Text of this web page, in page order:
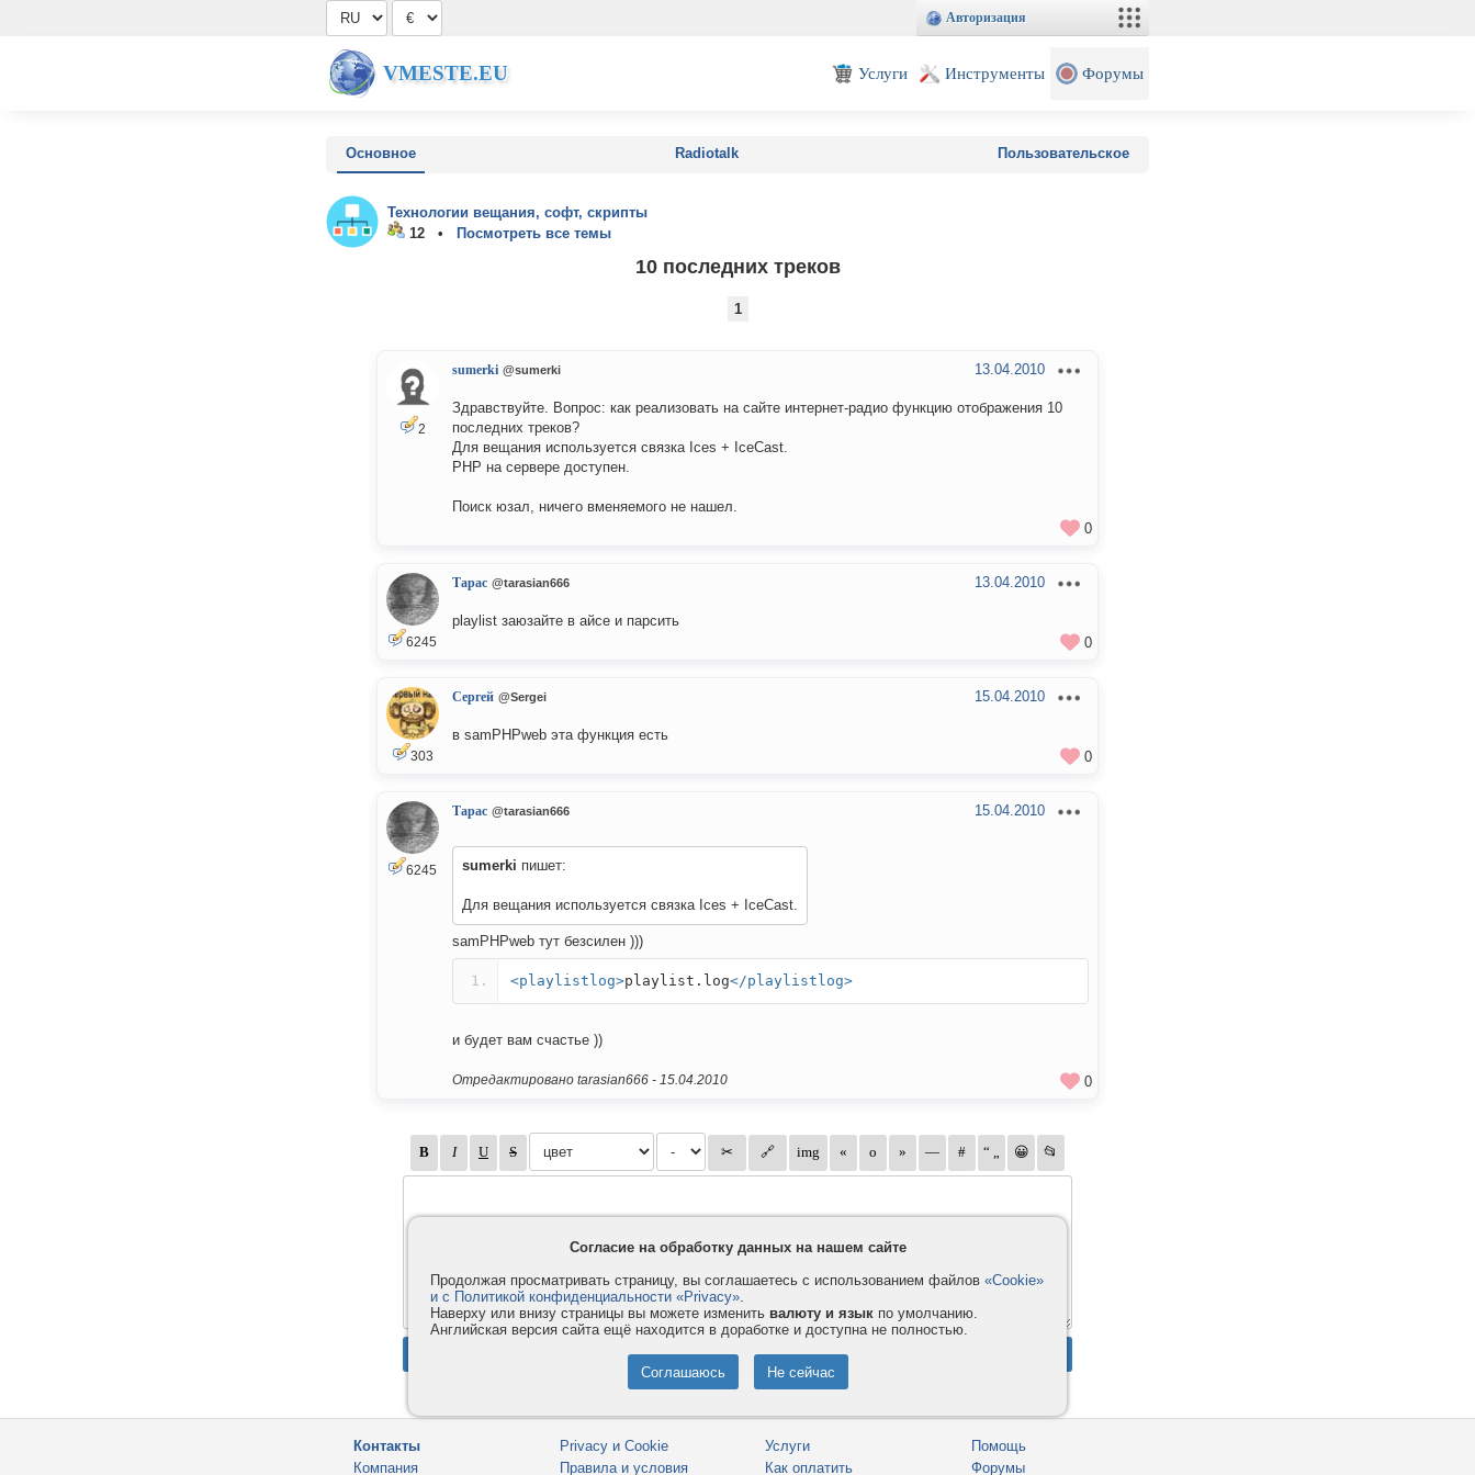
Авторизация
VMESTE.EU Услуги Инструменты Форумы
Основное Radiotalk Пользовательское
Технологии вещания, софт, скрипты
12 •
Посмотреть все темы
10 последних треков
1
2
sumerki @sumerki 13.04.2010
Здравствуйте. Вопрос: как реализовать на сайте интернет-радио функцию отображения 10
последних треков?
Для вещания используется связка Ices + IceCast.
PHP на сервере доступен.
Поиск юзал, ничего вменяемого не нашел.
0
6245
Тарас @tarasian666 13.04.2010
playlist заюзайте в айсе и парсить
0
303
Сергей @Sergei 15.04.2010
в samPHPweb эта функция есть
0
6245
Тарас @tarasian666 15.04.2010
sumerki пишет:
Для вещания используется связка Ices + IceCast.
samPHPweb тут безсилен )))
<playlistlog>playlist.log</playlistlog>
и будет вам счастье ))
Отредактировано tarasian666 - 15.04.2010 0
Контакты
Компания
Privacy и Cookie
Правила и условия
Услуги
Как оплатить
Помощь
Форумы
Согласие на обработку данных на нашем сайте
Продолжая просматривать страницу, вы соглашаетесь с использованием файлов «Cookie»
и с Политикой конфиденциальности «Privacy».
Наверху или внизу страницы вы можете изменить валюту и язык по умолчанию.
Английская версия сайта ещё находится в доработке и доступна не полностью.